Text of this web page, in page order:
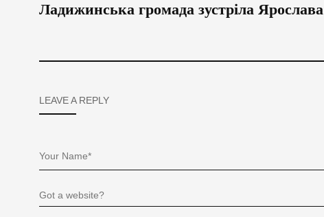
Ладижинська громада зустріла
LEAVE A REPLY